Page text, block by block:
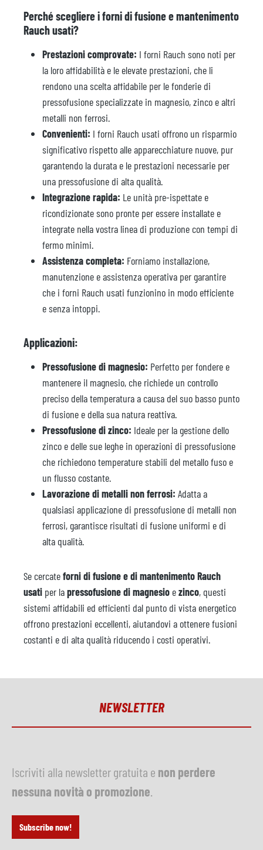
Perché scegliere i forni di fusione e mantenimento
Rauch usati?
Prestazioni comprovate: I forni Rauch sono noti per
la loro affidabilità e le elevate prestazioni, che li
rendono una scelta affidabile per le fonderie di
pressofusione specializzate in magnesio, zinco e altri
metalli non ferrosi.
Convenienti: I forni Rauch usati offrono un risparmio
significativo rispetto alle apparecchiature nuove, pur
garantendo la durata e le prestazioni necessarie per
una pressofusione di alta qualità.
Integrazione rapida: Le unità pre-ispettate e
ricondizionate sono pronte per essere installate e
integrate nella vostra linea di produzione con tempi di
fermo minimi.
Assistenza completa: Forniamo installazione,
manutenzione e assistenza operativa per garantire
che i forni Rauch usati funzionino in modo efficiente
e senza intoppi.
Applicazioni:
Pressofusione di magnesio: Perfetto per fondere e
mantenere il magnesio, che richiede un controllo
preciso della temperatura a causa del suo basso punto
di fusione e della sua natura reattiva.
Pressofusione di zinco: Ideale per la gestione dello
zinco e delle sue leghe in operazioni di pressofusione
che richiedono temperature stabili del metallo fuso e
un flusso costante.
Lavorazione di metalli non ferrosi: Adatta a
qualsiasi applicazione di pressofusione di metalli non
ferrosi, garantisce risultati di fusione uniformi e di
alta qualità.
Se cercateforni di fusione e di mantenimento Rauch
usati per lapressofusionedi magnesio ezinco, questi
sistemi affidabili ed efficienti dal punto di vista energetico
offrono prestazioni eccellenti, aiutandovi a ottenere fusioni
costanti e di alta qualità riducendo i costi operativi.
NEWSLETTER
Iscriviti alla newsletter gratuita e non perdere
nessuna novità o promozione
Subscribe now!